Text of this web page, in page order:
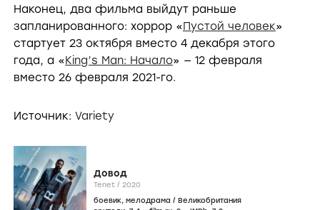
Наконец, два фильма выйдут раньше
запланированного: хоррор «Пустой человек»
стартует 23 октября вместо 4 декабря этого
года, а «King’s Man: Начало» — 12 февраля
вместо 26 февраля 2021-го.
Источник: Variety
Довод
Tenet / 2020
боевик, мелодрама / Великобритания